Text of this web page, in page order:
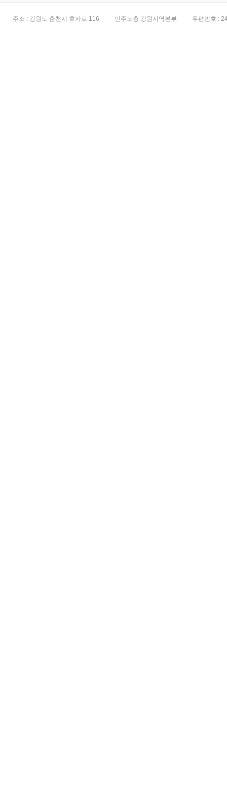
주소 : 강원도 춘천시 효자로 116 민주노총 강원지역본부 우편번호 :